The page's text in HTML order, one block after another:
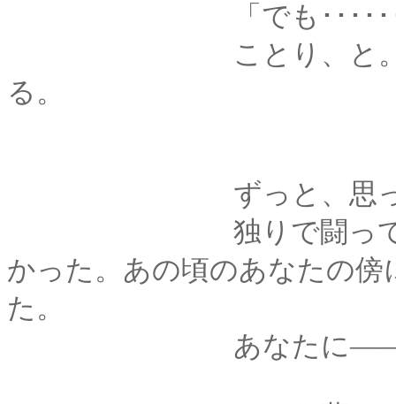
「でも･･････よかっ
ことり、と。首を倒
る。
ずっと、思って
独りで闘っていた頃
かった。あの頃のあなたの
た。
あなたに―――笑顔